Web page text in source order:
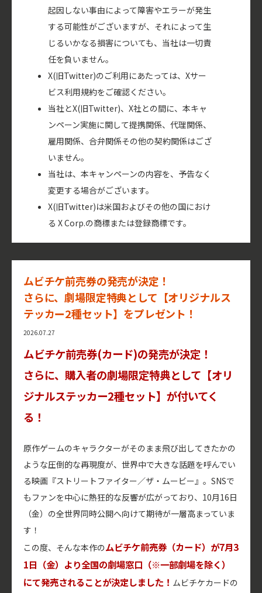
起因しない事由によって障害やエラーが発生
する可能性がございますが、それによって生
じるいかなる損害についても、当社は一切責
任を負いません。
X(旧Twitter)のご利用にあたっては、Xサー
ビス利用規約をご確認ください。
当社とX(旧Twitter)、X社との間に、本キャ
ンペーン実施に関して提携関係、代理関係、
雇用関係、合弁関係その他の契約関係はござ
いません。
当社は、本キャンペーンの内容を、予告なく
変更する場合がございます。
X(旧Twitter)は米国およびその他の国におけ
る X Corp.の商標または登録商標です。
ムビチケ前売券の発売が決定！
さらに、劇場限定特典として【オリジナルス
テッカー2種セット】をプレゼント！
2026.07.27
ムビチケ前売券(カード)の発売が決定！
さらに、購入者の劇場限定特典として【オリ
ジナルステッカー2種セット】が付いてく
る！
原作ゲームのキャラクターがそのまま飛び出してきたかの
ような圧倒的な再現度が、世界中で大きな話題を呼んでい
る映画『ストリートファイター／ザ・ムービー』。SNSで
もファンを中心に熱狂的な反響が広がっており、10月16日
（金）の全世界同時公開へ向けて期待が一層高まっていま
す！
この度、そんな本作のムビチケ前売券（カード）が7月3
1日（金）より全国の劇場窓口（※一部劇場を除く）
にて発売されることが決定しました！ ムビチケカードの